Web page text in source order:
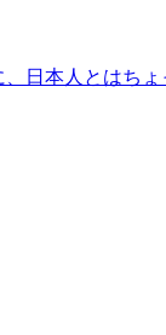
日本人とはち